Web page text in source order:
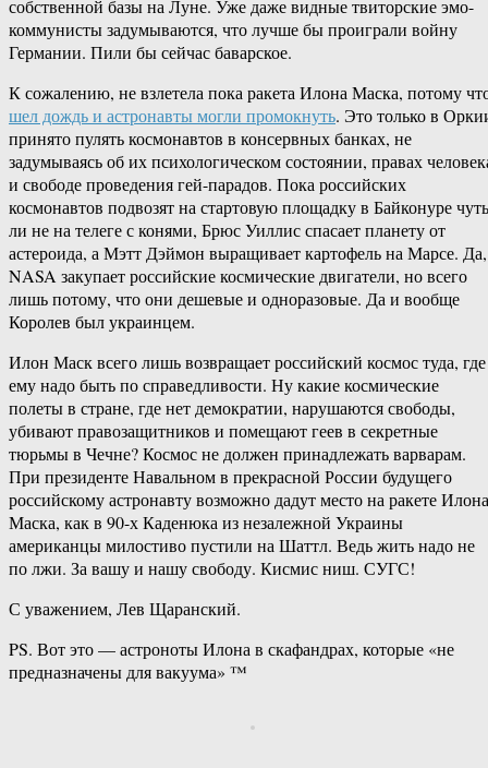
собственной базы на Луне. Уже даже видные твиторские эмо-
коммунисты задумываются, что лучше бы проиграли войну
Германии. Пили бы сейчас баварское.
К сожалению, не взлетела пока ракета Илона Маска, потому
шел дождь и астронавты могли промокнуть. Это только в
принято пулять космонавтов в консервных банках, не
задумываясь об их психологическом состоянии, правах
и свободе проведения гей-парадов. Пока российских
космонавтов подвозят на стартовую площадку в Байконуре чуть
ли не на телеге с конями, Брюс Уиллис спасает планету от
астероида, а Мэтт Дэймон выращивает картофель на Марсе. Да,
NASA закупает российские космические двигатели, но всего
лишь потому, что они дешевые и одноразовые. Да и вообще
Королев был украинцем.
Илон Маск всего лишь возвращает российский космос туда, где
ему надо быть по справедливости. Ну какие космические
полеты в стране, где нет демократии, нарушаются свободы,
убивают правозащитников и помещают геев в секретные
тюрьмы в Чечне? Космос не должен принадлежать варварам.
При президенте Навальном в прекрасной России будущего
российскому астронавту возможно дадут место на ракете Илона
Маска, как в 90-х Каденюка из незалежной Украины
американцы милостиво пустили на Шаттл. Ведь жить надо не
по лжи. За вашу и нашу свободу. Кисмис ниш. СУГС!
С уважением, Лев Щаранский.
PS. Вот это — астроноты Илона в скафандрах, которые «не
предназначены для вакуума» ™